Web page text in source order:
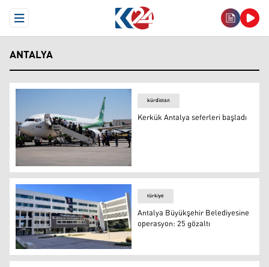
Open Menu
ANTALYA
Kerkük Antalya seferleri başladı
kürdistan
Kerkük Antalya seferleri başladı
Antalya Büyükşehir Belediyesine operasyon: 25 gözaltı
türkiye
Antalya Büyükşehir Belediyesine
operasyon: 25 gözaltı